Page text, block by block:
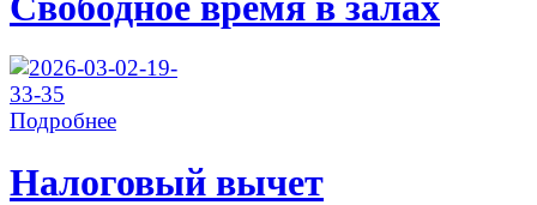
Подробнее
Налоговый вычет